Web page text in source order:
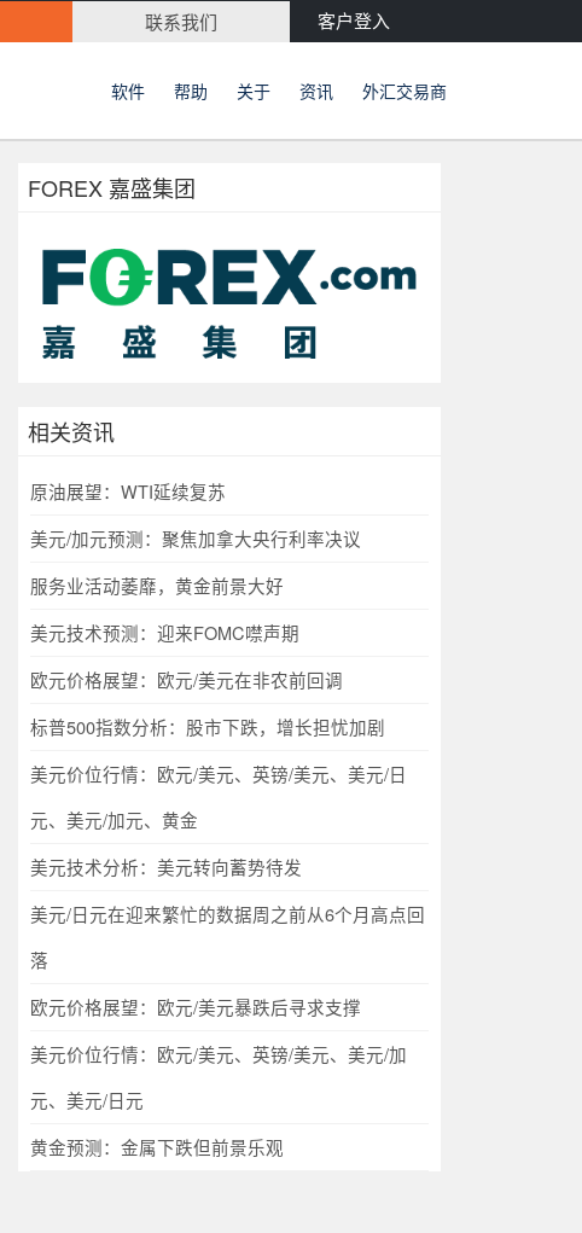
联系我们 客户登入
软件 帮助 关于 资讯 外汇交易商
FOREX 嘉盛集团
相关资讯
原油展望：WTI延续复苏
美元/加元预测：聚焦加拿大央行利率决议
服务业活动萎靡，黄金前景大好
美元技术预测：迎来FOMC噤声期
欧元价格展望：欧元/美元在非农前回调
标普500指数分析：股市下跌，增长担忧加剧
美元价位行情：欧元/美元、英镑/美元、美元/日
元、美元/加元、黄金
美元技术分析：美元转向蓄势待发
美元/日元在迎来繁忙的数据周之前从6个月高点回
落
欧元价格展望：欧元/美元暴跌后寻求支撑
美元价位行情：欧元/美元、英镑/美元、美元/加
元、美元/日元
黄金预测：金属下跌但前景乐观